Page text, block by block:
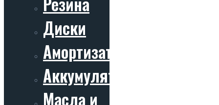
Диски
Амортизаторы
Аккумуляторы
Масла и